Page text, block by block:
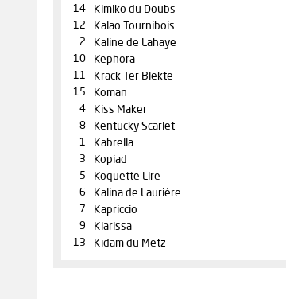
14
Kimiko du Doubs
12
Kalao Tournibois
2
Kaline de Lahaye
10
Kephora
11
Krack Ter Blekte
15
Koman
4
Kiss Maker
8
Kentucky Scarlet
1
Kabrella
3
Kopiad
5
Koquette Lire
6
Kalina de Laurière
7
Kapriccio
9
Klarissa
13
Kidam du Metz